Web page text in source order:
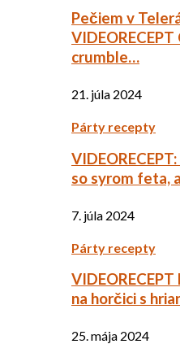
Pečiem v
crumble…
21. júla 2024
Párty recepty
so syrom feta,
7. júla 2024
Párty recepty
na horčici s
25. mája 2024